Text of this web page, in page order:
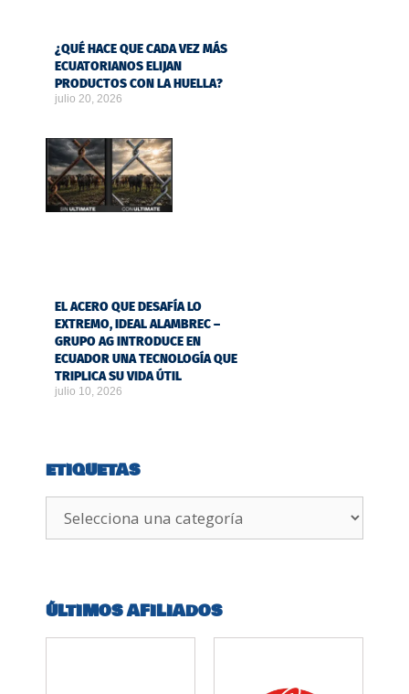
¿QUÉ HACE QUE CADA VEZ MÁS
ECUATORIANOS ELIJAN
PRODUCTOS CON LA HUELLA?
julio 20, 2026
EL ACERO QUE DESAFÍA LO
EXTREMO, IDEAL ALAMBREC –
GRUPO AG INTRODUCE EN
ECUADOR UNA TECNOLOGÍA QUE
TRIPLICA SU VIDA ÚTIL
julio 10, 2026
ETIQUETAS
ÚLTIMOS AFILIADOS